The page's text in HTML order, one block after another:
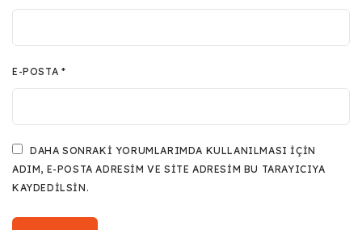
E-POSTA *
DAHA SONRAKI YORUMLARIMDA KULLANILMASI IÇIN
ADIM, E-POSTA ADRESIM VE SITE ADRESIM BU TARAYICIYA
KAYDEDILSIN.